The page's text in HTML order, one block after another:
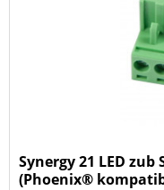
Synergy 21 LED
(Phoenix®